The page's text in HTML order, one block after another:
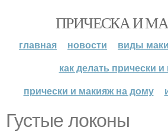
ПРИЧЕСКА И
главная новости
виды
как делать прически
прически и макияж на дому
Густые локоны